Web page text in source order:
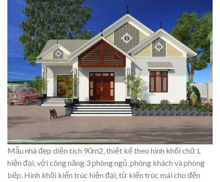
Mẫu nhà đẹp diện tích 90m2, thiết kế theo hình khối chữ L
hiện đại, với công năng 3 phòng ngủ, phòng khách và phòng
bếp. Hình khối kiến trúc hiện đại, từ kiến trúc mái cho đến